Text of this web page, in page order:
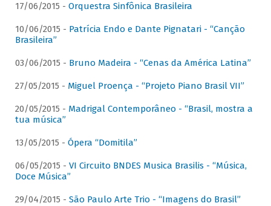
17/06/2015 - Orquestra Sinfônica Brasileira
10/06/2015 - Patrícia Endo e Dante Pignatari - “Canção
Brasileira”
03/06/2015 - Bruno Madeira - “Cenas da América Latina”
27/05/2015 - Miguel Proença - “Projeto Piano Brasil VII”
20/05/2015 - Madrigal Contemporâneo - “Brasil, mostra a
tua música”
13/05/2015 - Ópera “Domitila”
06/05/2015 - VI Circuito BNDES Musica Brasilis - “Música,
Doce Música”
29/04/2015 - São Paulo Arte Trio - “Imagens do Brasil”